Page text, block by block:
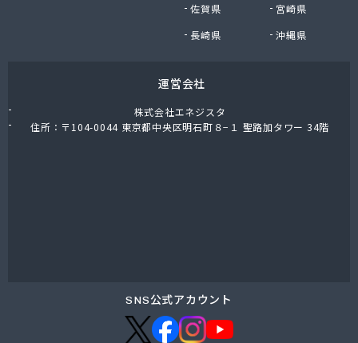
丸井商店外之原支店
丸金薪炭店
橋本産業株式会社 名古屋営業所
玉屋プロパン株式会社
佐賀県
宮崎県
長崎県
沖縄県
運営会社
株式会社エネジスタ
住所：〒104-0044 東京都中央区明石町８−１ 聖路加タワー 34階
SNS公式アカウント